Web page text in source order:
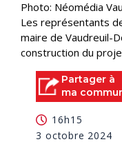
Photo: Néomédia
Les représentants
maire de Vaudreuil-
construction du
Partager à
ma
16h15
3 octobre 2024